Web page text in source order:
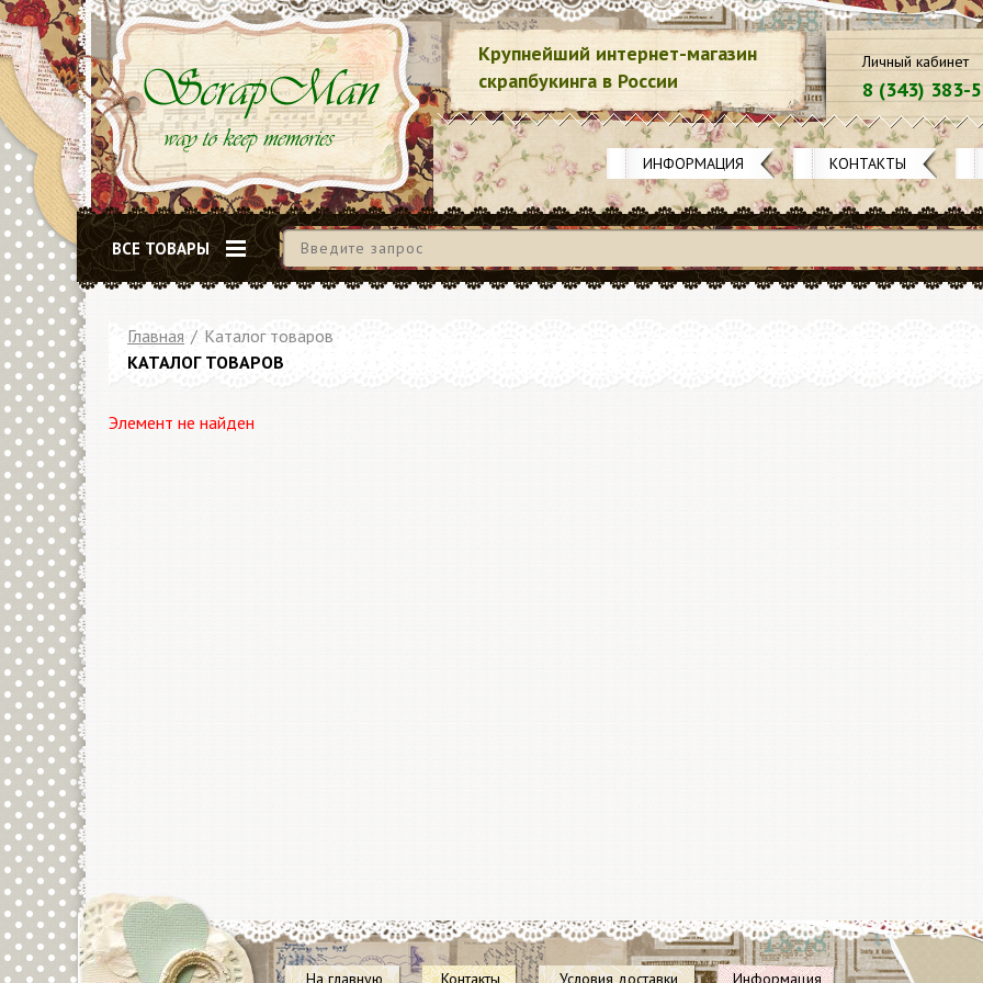
Личный кабинет
8 (343) 383-
Крупнейший интернет-магазин
скрапбукинга в России
ИНФОРМАЦИЯ КОНТАКТЫ
ВСЕ ТОВАРЫ
Главная / Каталог товаров
КАТАЛОГ ТОВАРОВ
Элемент не найден
На главную Контакты Условия доставки Информация